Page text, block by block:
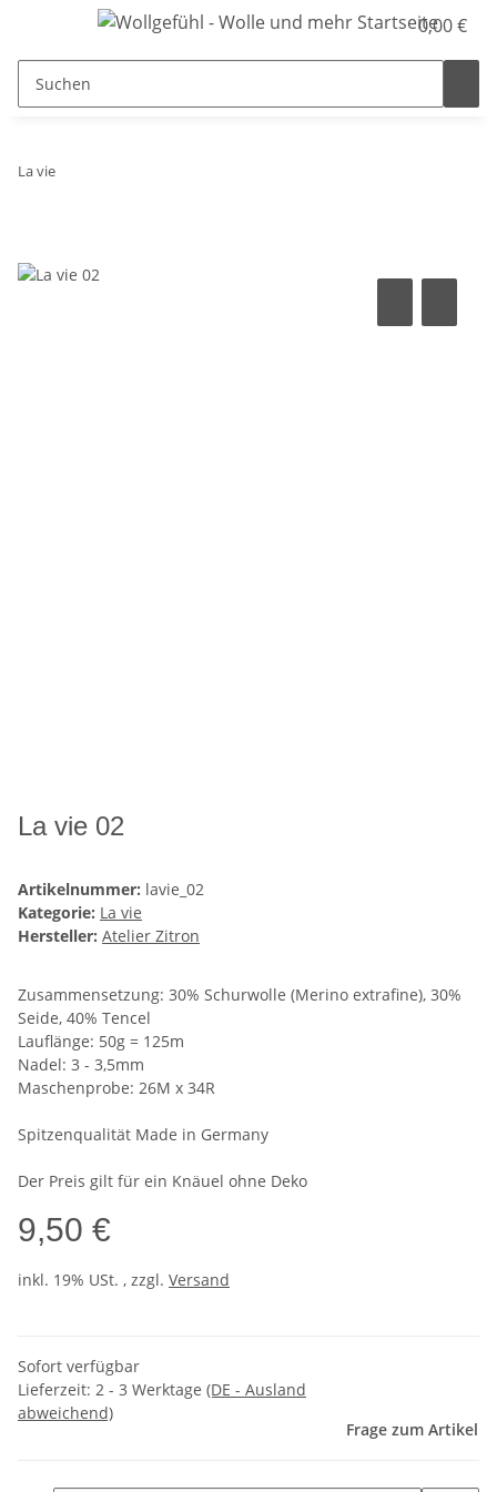
0,00 €
La vie
La vie 02
Artikelnummer: lavie_02
Kategorie: La vie
Hersteller: Atelier Zitron
Zusammensetzung: 30% Schurwolle (Merino extrafine), 30%
Seide, 40% Tencel
Lauflänge: 50g = 125m
Nadel: 3 - 3,5mm
Maschenprobe: 26M x 34R
Spitzenqualität Made in Germany
Der Preis gilt für ein Knäuel ohne Deko
9,50 €
inkl. 19% USt. , zzgl. Versand
Sofort verfügbar
Lieferzeit: 2 - 3 Werktage (DE - Ausland
abweichend)
Frage zum Artikel